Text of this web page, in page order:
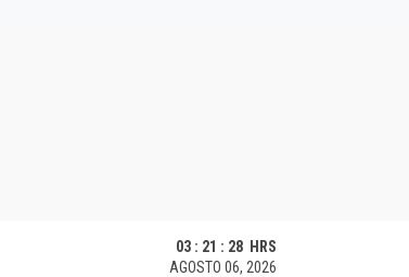
03 : 21 : 29 HRS
AGOSTO 06, 2026